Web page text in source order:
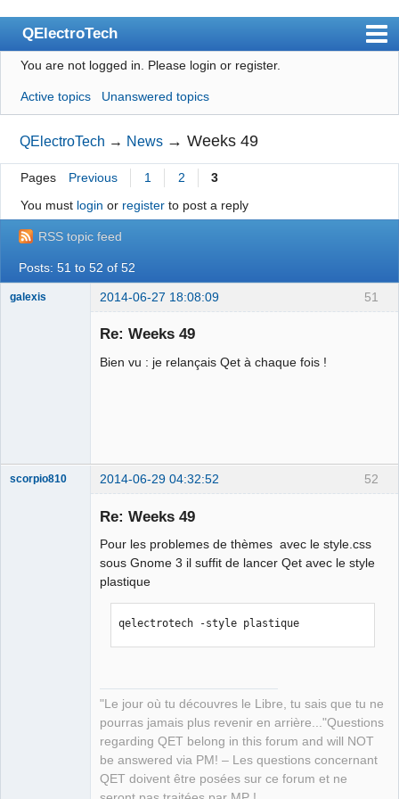
QElectroTech
Index
User list
Search
Register
Login
Site officiel
Wiki
BugTracker
Google_Search
You are not logged in. Please login or register.
Active topics Unanswered topics
QElectroTech → News →Weeks 49
Pages Previous 1 2
3
You must login or registerto post a reply
RSS topic feed
Posts: 51 to 52 of 52
51
galexis 2014-06-27 18:08:09
Re: Weeks 49
Bien vu : je relançais Qet à chaque fois !
52
scorpio810 2014-06-29 04:32:52
Re: Weeks 49
Pour les problemes de thèmes avec le style.css
sous Gnome 3 il suffit de lancer Qet avec le style
plastique
qelectrotech -style plastique
"Le jour où tu découvres le Libre, tu sais que tu ne
pourras jamais plus revenir en arrière..."Questions
regarding QET belong in this forum and will NOT
be answered via PM! – Les questions concernant
QET doivent être posées sur ce forum et ne